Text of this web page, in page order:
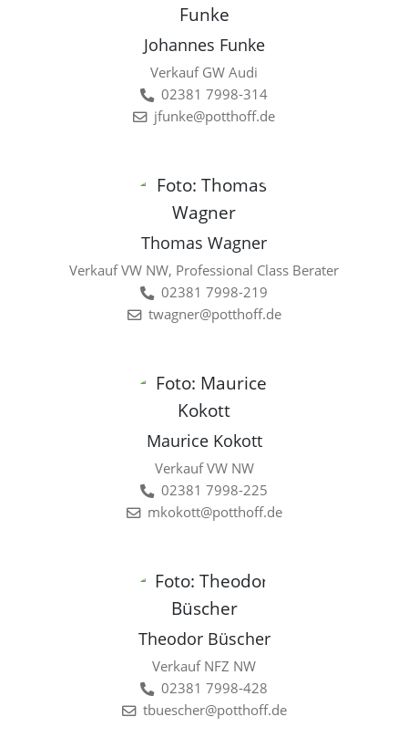
Johannes Funke
Verkauf GW Audi
02381 7998-314
jfunke@potthoff.de
Thomas Wagner
Verkauf VW NW, Professional Class Berater
02381 7998-219
twagner@potthoff.de
Maurice Kokott
Verkauf VW NW
02381 7998-225
mkokott@potthoff.de
Theodor Büscher
Verkauf NFZ NW
02381 7998-428
tbuescher@potthoff.de